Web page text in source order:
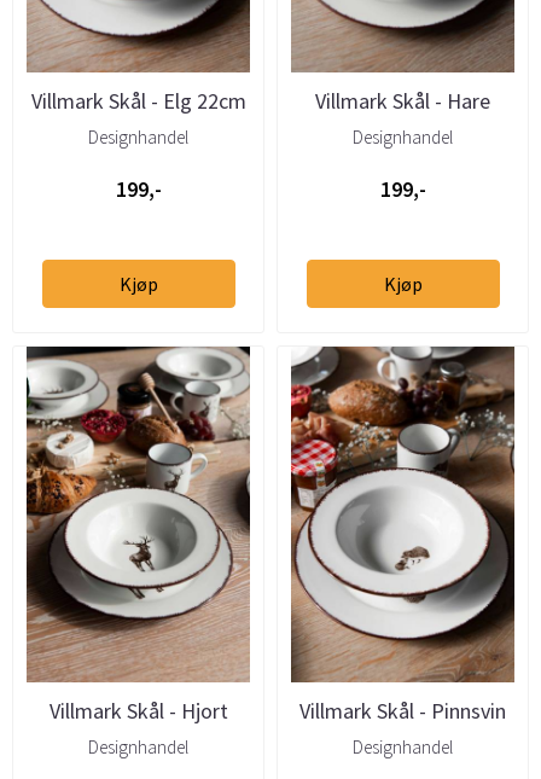
Villmark Skål - Elg 22cm
Designhandel
199,-
Kjøp
Villmark Skål - Hare
22cm
Designhandel
199,-
Kjøp
Villmark Skål - Hjort
22cm
Designhandel
Villmark Skål - Pinnsvin
22cm
Designhandel